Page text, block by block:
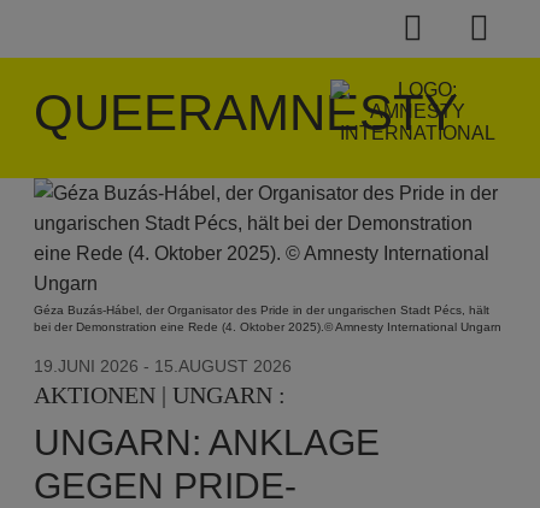
QUEERAMNESTY
Géza Buzás-Hábel, der Organisator des Pride in der ungarischen Stadt Pécs, hält
bei der Demonstration eine Rede (4. Oktober 2025).© Amnesty International Ungarn
19.JUNI 2026- 15.AUGUST 2026
AKTIONEN | UNGARN :
UNGARN: ANKLAGE
GEGEN PRIDE-